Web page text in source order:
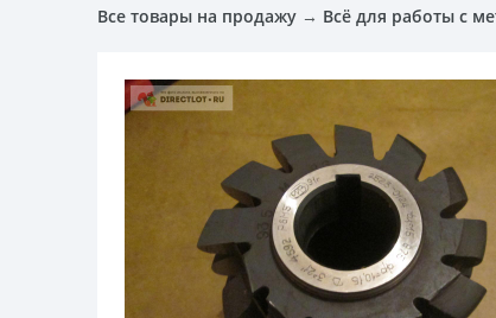
Все товары на продажу → Всё для работы с